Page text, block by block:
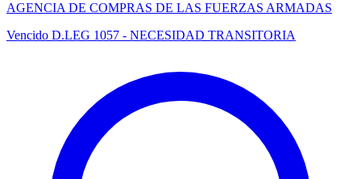
AGENCIA DE COMPRAS DE LAS FUERZAS ARMADAS
Vencido D.LEG 1057 - NECESIDAD TRANSITORIA